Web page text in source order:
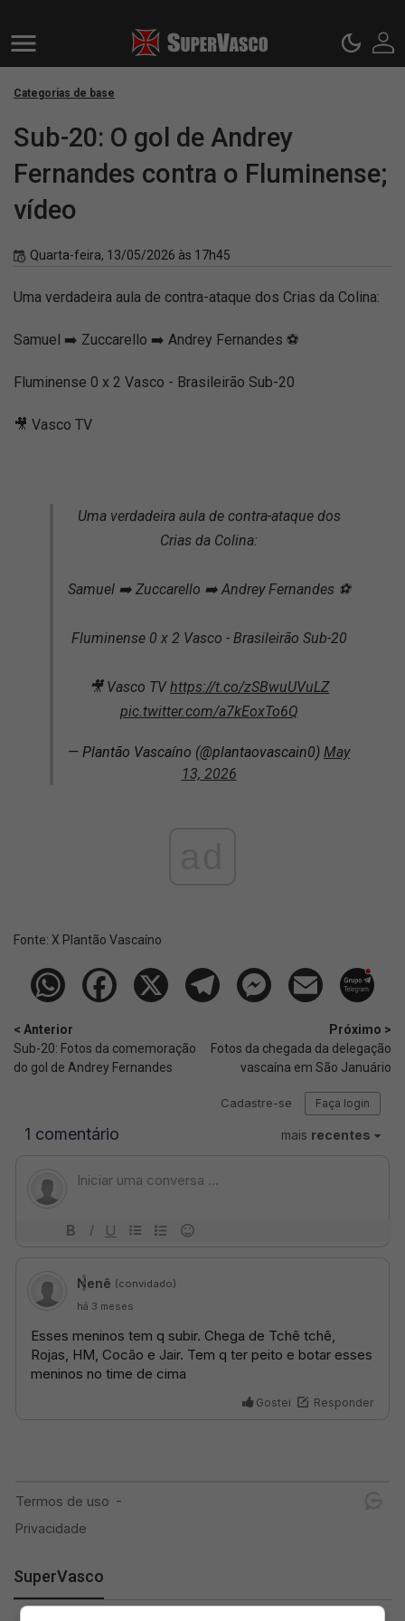
Categorias de base
Sub-20: O gol de Andrey
Fernandes contra o Fluminense;
vídeo
Quarta-feira, 13/05/2026 às 17h45
Uma verdadeira aula de contra-ataque dos Crias da Colina:
Samuel ➡️ Zuccarello ➡️ Andrey Fernandes ⚽
Fluminense 0 x 2 Vasco - Brasileirão Sub-20
🎥 Vasco TV
Uma verdadeira aula de contra-ataque dos
Crias da Colina:
Samuel ➡️ Zuccarello ➡️ Andrey Fernandes ⚽
Fluminense 0 x 2 Vasco - Brasileirão Sub-20
🎥 Vasco TVhttps://t.co/zSBwuUVuLZ
pic.twitter.com/a7kEoxTo6Q
— Plantão Vascaíno (@plantaovascain0) May
13, 2026
Fonte: X Plantão Vascaíno
< Anterior
Sub-20: Fotos da comemoração
do gol de Andrey Fernandes
Próximo >
Fotos da chegada da delegação
vascaína em São Januário
SuperVasco